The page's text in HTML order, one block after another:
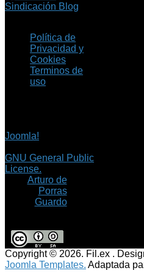
Sindicación Blog
Política de
Privacidad y
Cookies
Terminos de
uso
Joomla!
GNU General Public
License.
Arturo de
Porras
Guardo
Copyright © 2026. Fil.ex .
Joomla Templates. Adaptada